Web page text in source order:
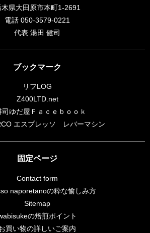
木県大田原市本町1-2691
電話 050-3579-0221
代表 湯田 健司
ブックマーク
リフLOG
Z400LTD.net
司ゆだ屋Ｆａｃｅｂｏｏｋ
エスプレッソ レバーマシン
固定ページ
Contact form
naporetanoの粋な愉しみ方
Sitemap
の焙煎ポイント
買い物の詳しいご案内